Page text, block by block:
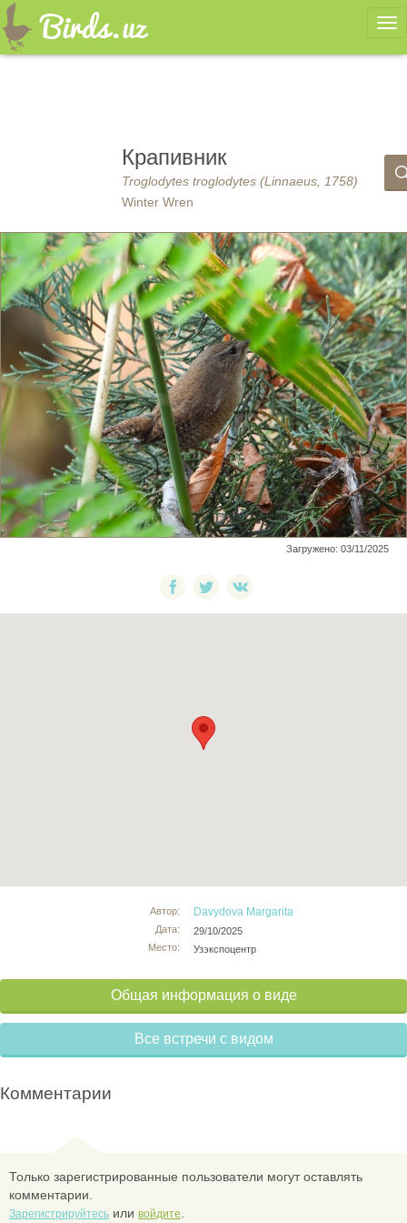
Крапивник
Troglodytes troglodytes (Linnaeus, 1758)
Winter Wren
Загружено: 03/11/2025
Автор:
Дата:
Место:
Davydova Margarita
29/10/2025
Узэкспоцентр
Общая информация о виде
Все встречи с видом
Комментарии
Только зарегистрированные пользователи могут оставлять
комментарии.
Зарегистрируйтесь или войдите